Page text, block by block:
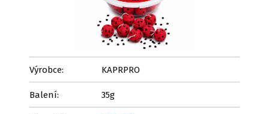
Výrobce: KAPRPRO
Balení: 35g